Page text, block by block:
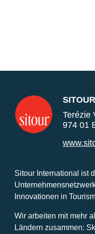
Terézie
974 01
Sitour International ist
Innovationen in
Wir arbeiten mit mehr
Ländern zusammen: